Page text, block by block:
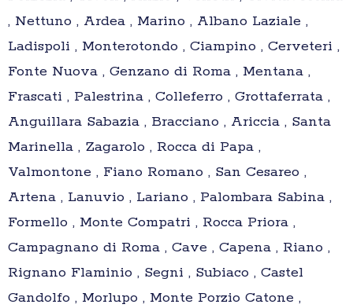
, Nettuno , Ardea , Marino , Albano Laziale ,
Ladispoli , Monterotondo , Ciampino , Cerveteri ,
Fonte Nuova , Genzano di Roma , Mentana ,
Frascati , Palestrina , Colleferro , Grottaferrata ,
Anguillara Sabazia , Bracciano , Ariccia , Santa
Marinella , Zagarolo , Rocca di Papa ,
Valmontone , Fiano Romano , San Cesareo ,
Artena , Lanuvio , Lariano , Palombara Sabina ,
Formello , Monte Compatri , Rocca Priora ,
Campagnano di Roma , Cave , Capena , Riano ,
Rignano Flaminio , Segni , Subiaco , Castel
Gandolfo , Morlupo , Monte Porzio Catone ,